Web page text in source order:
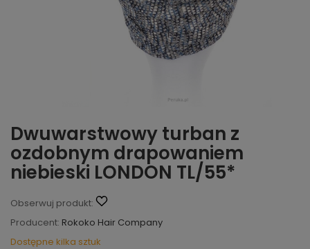
Dwuwarstwowy turban z
ozdobnym drapowaniem
niebieski LONDON TL/55*
Obserwuj produkt:
Producent: Rokoko Hair Company
Dostępne kilka sztuk